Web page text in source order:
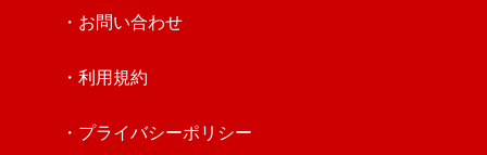
・お問い合わせ
・利用規約
・プライバシーポリシー